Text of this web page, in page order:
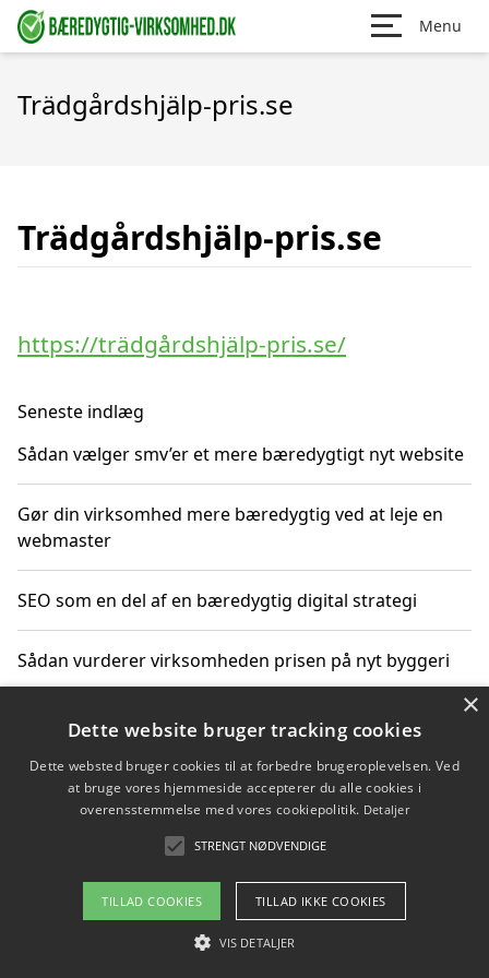
Menu
Trädgårdshjälp-pris.se
Trädgårdshjälp-pris.se
https://trädgårdshjälp-pris.se/
Seneste indlæg
Sådan vælger smv’er et mere bæredygtigt nyt website
Gør din virksomhed mere bæredygtig ved at leje en
webmaster
SEO som en del af en bæredygtig digital strategi
Sådan vurderer virksomheden prisen på nyt byggeri
Sådan får du hjælp til en hjemmeside uden binding
Copyright 2026 - Pilanto Aps
Om / kontakt
Blog Betingelser
×
Dette website bruger tracking cookies
Dette websted bruger cookies til at forbedre brugeroplevelsen. Ved
at bruge vores hjemmeside accepterer du alle cookies i
overensstemmelse med vores cookiepolitik. Detaljer
STRENGT NØDVENDIGE
TILLAD COOKIES TILLAD IKKE COOKIES
VIS DETALJER